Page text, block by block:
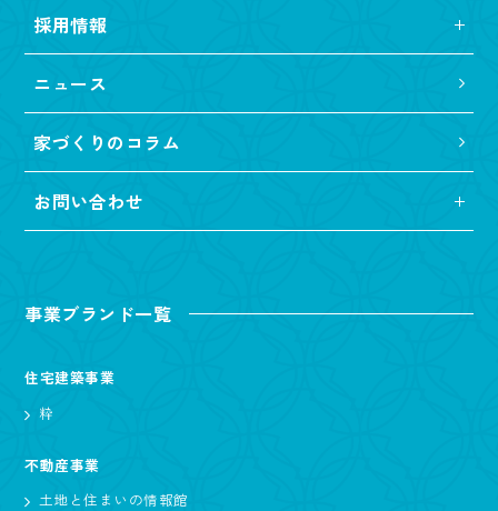
採用情報
ニュース
家づくりのコラム
お問い合わせ
事業ブランド一覧
住宅建築事業
粋
不動産事業
土地と住まいの情報館